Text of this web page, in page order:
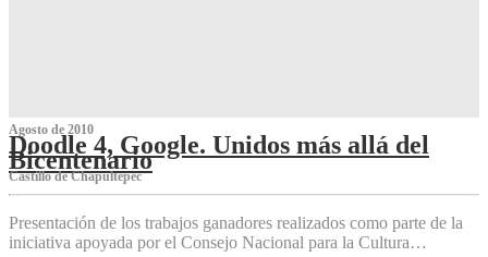
Agosto de 2010
Doodle 4, Google. Unidos más allá del
Bicentenario
Castillo de Chapultepec
Presentación de los trabajos ganadores realizados como parte de la
iniciativa apoyada por el Consejo Nacional para la Cultura…